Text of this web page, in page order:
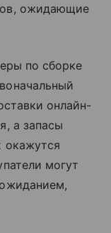
ожидающие
по сборке
онлайн-
а запасы
окажутся
могут